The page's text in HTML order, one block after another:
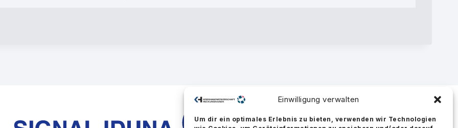
Einwilligung verwalten
Um dir ein optimales Erlebnis zu bieten, verwenden wir Technologien